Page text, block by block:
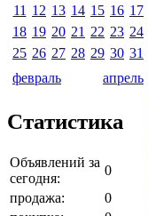
11 12 13 14 15 16 17
18 19 20 21 22 23 24
25 26 27 28 29 30 31
февраль
апрель
Статистика
Объявлений за
сегодня:
0
продажа:
0